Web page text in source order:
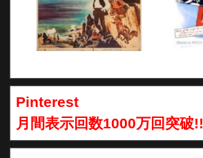
Pinterest
月間表示回数1000万回突破!!